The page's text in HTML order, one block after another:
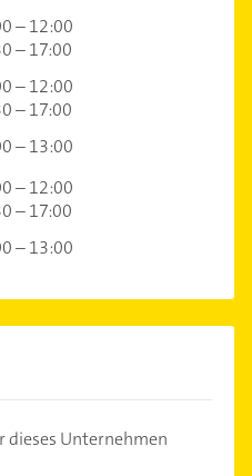
– 12:00
– 17:00
– 12:00
– 17:00
– 13:00
– 12:00
– 17:00
– 13:00
dieses Unternehmen